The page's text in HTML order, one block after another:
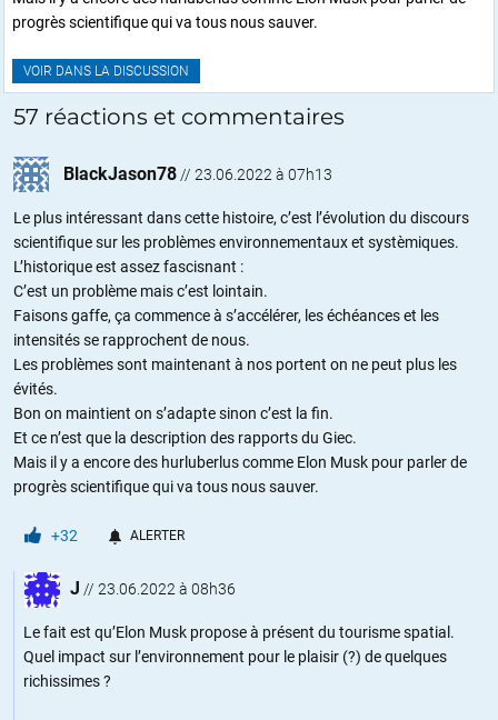
progrès scientifique qui va tous nous sauver.
VOIR DANS LA DISCUSSION
57 réactions et commentaires
BlackJason78// 23.06.2022 à 07h13
Le plus intéressant dans cette histoire, c’est l’évolution du discours
scientifique sur les problèmes environnementaux et systèmiques.
L’historique est assez fascisnant :
C’est un problème mais c’est lointain.
Faisons gaffe, ça commence à s’accélérer, les échéances et les
intensités se rapprochent de nous.
Les problèmes sont maintenant à nos portent on ne peut plus les
évités.
Bon on maintient on s’adapte sinon c’est la fin.
Et ce n’est que la description des rapports du Giec.
Mais il y a encore des hurluberlus comme Elon Musk pour parler de
progrès scientifique qui va tous nous sauver.
+32 ALERTER
J // 23.06.2022 à 08h36
Le fait est qu’Elon Musk propose à présent du tourisme spatial.
Quel impact sur l’environnement pour le plaisir (?) de quelques
richissimes ?